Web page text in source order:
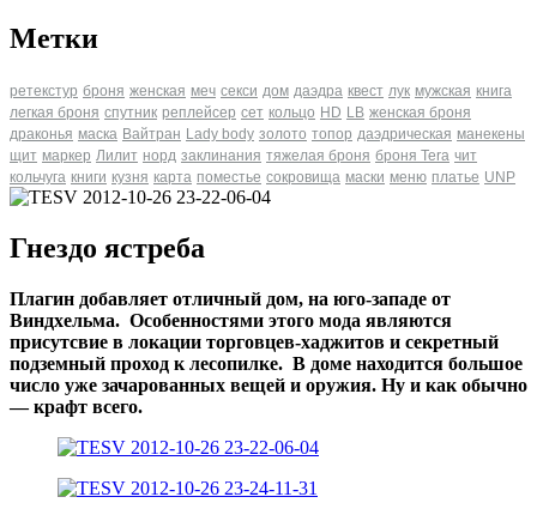
Метки
ретекстур броня женская меч секси дом даэдра квест лук мужская книга
легкая броня спутник реплейсер сет кольцо HD LB женская броня
драконья маска Вайтран Lady body золото топор даэдрическая манекены
щит маркер Лилит норд заклинания тяжелая броня броня Tera чит
кольчуга книги кузня карта поместье сокровища маски меню платье UNP
Гнездо ястреба
Плагин добавляет отличный дом, на юго-западе от
Виндхельма. Особенностями этого мода являются
присутсвие в локации торговцев-хаджитов и секретный
подземный проход к лесопилке. В доме находится большое
число уже зачарованных вещей и оружия. Ну и как обычно
— крафт всего.